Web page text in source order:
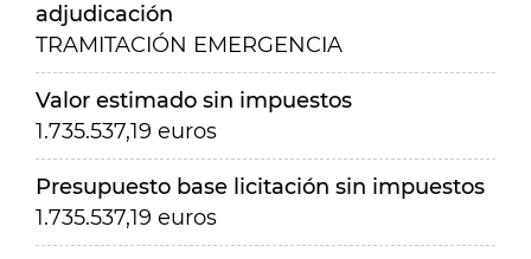
adjudicación
TRAMITACIÓN EMERGENCIA
Valor estimado sin impuestos
1.735.537,19 euros
Presupuesto base licitación sin impuestos
1.735.537,19 euros